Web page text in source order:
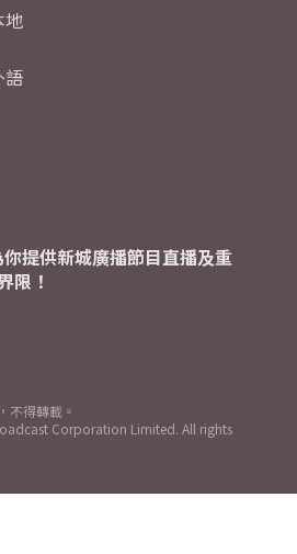
地
語
提供新城廣播節目直播及重
限！
不得轉載。
Corporation Limited. All rights